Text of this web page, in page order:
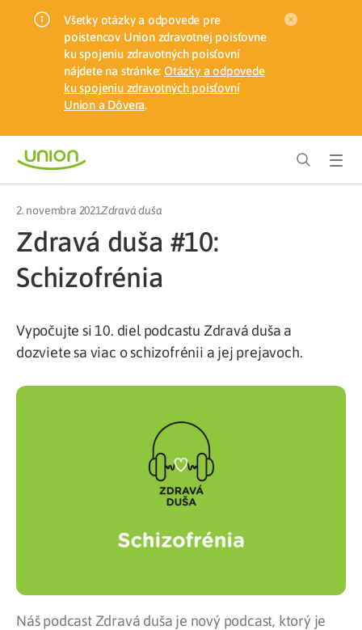
Všetky otázky a odpovede pre
poistencov Union zdravotnej poisťovne
ku spojeniu zdravotných poisťovní
nájdete na stránke: Otázky a odpovede
ku spojeniu zdravotných poisťovní
Union a Dôvera.
2. novembra 2021Zdravá duša
Zdravá duša #10:
Schizofrénia
Vypočujte si 10. diel podcastu Zdravá duša a
dozviete sa viac o schizofrénii a jej prejavoch.
Náš podcast Zdravá duša je nový podcast, ktorý je